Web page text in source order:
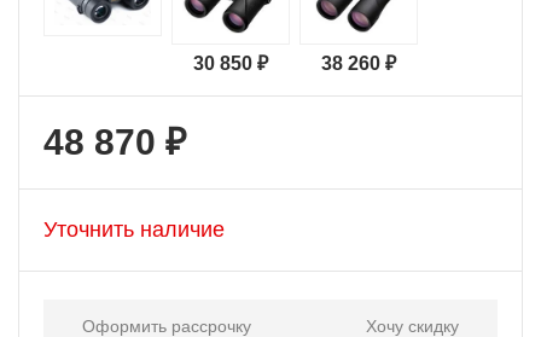
30 850 ₽ 38 260 ₽
48 870 ₽
Уточнить наличие
Оформить рассрочку Хочу скидку